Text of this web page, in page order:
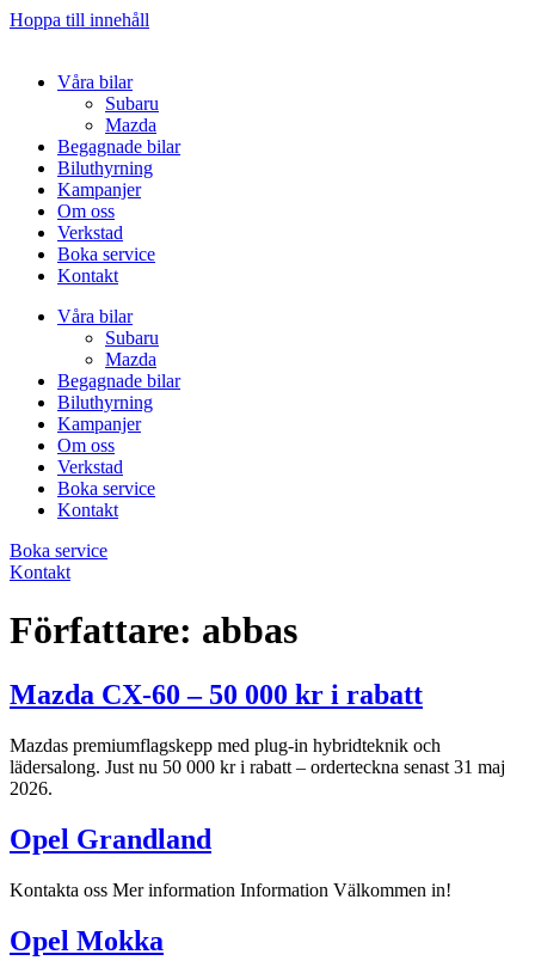
Hoppa till innehåll
Våra bilar
Subaru
Mazda
Begagnade bilar
Biluthyrning
Kampanjer
Om oss
Verkstad
Boka service
Kontakt
Våra bilar
Subaru
Mazda
Begagnade bilar
Biluthyrning
Kampanjer
Om oss
Verkstad
Boka service
Kontakt
Boka service
Kontakt
Författare: abbas
Mazda CX-60 – 50 000 kr i rabatt
Mazdas premiumflagskepp med plug-in hybridteknik och
lädersalong. Just nu 50 000 kr i rabatt – orderteckna senast 31 maj
2026.
Opel Grandland
Kontakta oss Mer information Information Välkommen in!
Opel Mokka